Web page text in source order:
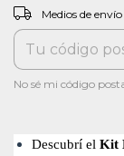
Entregas para el CP:
Medios de envío
No sé mi código
Descubrí el Kit